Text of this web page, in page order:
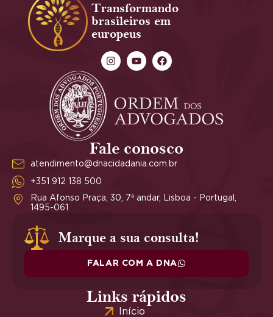
Transformando
brasileiros em
europeus
Fale conosco
atendimento@dnacidadania.com.br
+351 912 138 500
Rua Afonso Praça, 30, 7º andar, Lisboa - Portugal,
1495-061
Marque a sua consulta!
FALAR COM A DNA
Links rápidos
Início